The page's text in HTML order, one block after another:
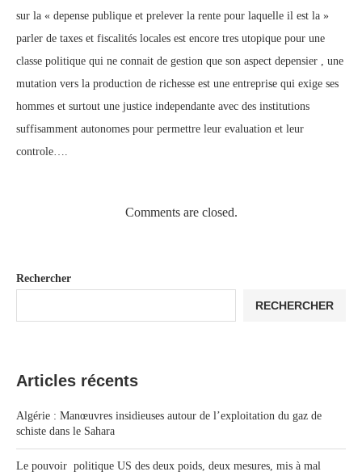
sur la « depense publique et prelever la rente pour laquelle il est la »
parler de taxes et fiscalités locales est encore tres utopique pour une
classe politique qui ne connait de gestion que son aspect depensier , une
mutation vers la production de richesse est une entreprise qui exige ses
hommes et surtout une justice independante avec des institutions
suffisamment autonomes pour permettre leur evaluation et leur
controle….
Comments are closed.
Rechercher
RECHERCHER
Articles récents
Algérie : Manœuvres insidieuses autour de l’exploitation du gaz de
schiste dans le Sahara
Le pouvoir politique US des deux poids, deux mesures, mis à mal